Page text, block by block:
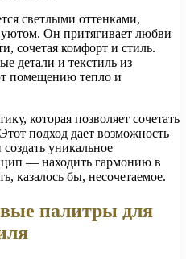
светлыми оттенками,
Он притягивает любви
сочетая комфорт и стиль.
детали и текстиль из
помещению тепло и
которая позволяет сочетать
подход дает возможность
уникальное
— находить гармонию в
казалось бы, несочетаемое.
палитры для